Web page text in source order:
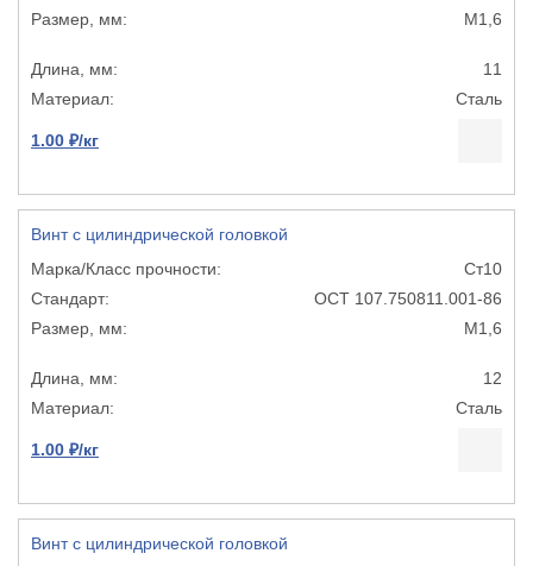
М1,6
11
Сталь
1.00 ₽/кг
Винт с цилиндрической головкой
Ст10
ОСТ 107.750811.001-86
М1,6
12
Сталь
1.00 ₽/кг
Винт с цилиндрической головкой